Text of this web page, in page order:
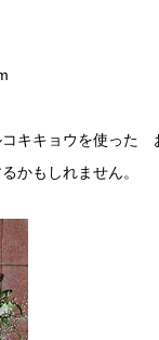
コキキョウを使った
かもしれません。